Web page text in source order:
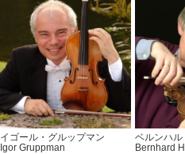
イゴール・グルップマン
Igor Gruppman
ベルンハ
Bernhard